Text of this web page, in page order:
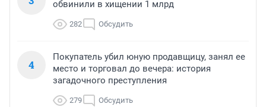
обвинили в хищении 1 млрд
282 Обсудить
4
Покупатель убил юную продавщицу, занял ее
место и торговал до вечера: история
загадочного преступления
279 Обсудить